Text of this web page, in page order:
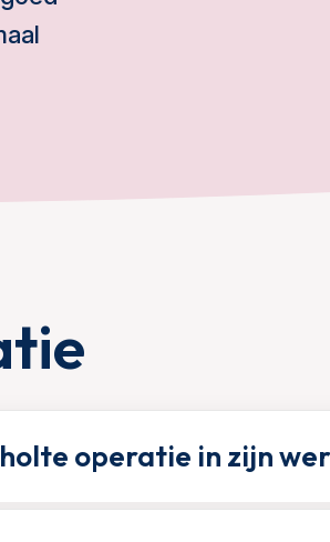
operatie in zijn